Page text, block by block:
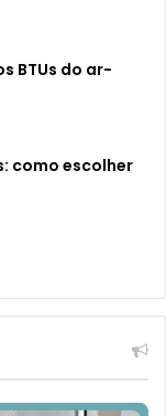
BTUs do ar-
como escolher